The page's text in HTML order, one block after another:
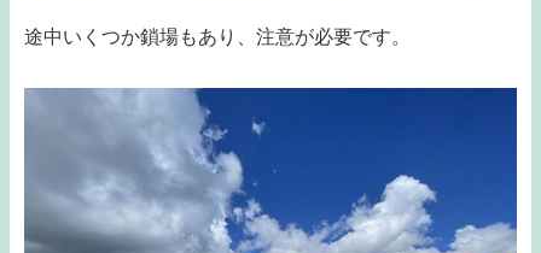
途中いくつか鎖場もあり、注意が必要です。